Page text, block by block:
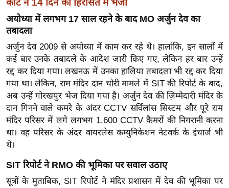
ख्सि
य
त
यं
ग
इं
डि
या
सा
हि
त्य
ग
त
कोर्ट ने 14 दिन की हिरासत में भेजा
अयोध्या में लगभग 17 साल रहने के बाद MO अर्जुन देव का
तबादला
अर्जुन देव 2009 से अयोध्या में काम कर रहे थे। हालांकि, इन सालों में
कई बार उनके तबादले के आदेश जारी किए गए, लेकिन हर बार उन्हें
रद्द कर दिया गया। लखनऊ में उनका हालिया तबादला भी रद्द कर दिया
गया था। लेकिन, राम मंदिर दान चोरी मामले में SIT की रिपोर्ट के बाद,
अब उन्हें गोरखपुर भेज दिया गया है। अर्जुन देव की ज़िम्मेदारी मंदिर के
दान गिनने वाले कमरे के अंदर CCTV सर्विलांस सिस्टम और पूरे राम
मंदिर परिसर में लगे लगभग 1,600 CCTV कैमरों की निगरानी करना
था। वह परिसर के अंदर वायरलेस कम्युनिकेशन नेटवर्क के इंचार्ज भी
थे।
SIT रिपोर्ट ने RMO की भूमिका पर सवाल उठाए
सूत्रों के मुताबिक, SIT रिपोर्ट ने मंदिर प्रशासन में देव की भूमिका पर